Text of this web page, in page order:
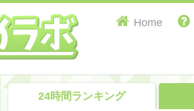
Home
24時間ランキング